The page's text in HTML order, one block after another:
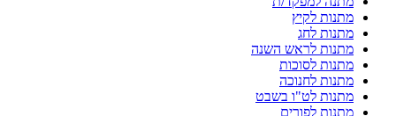
מתנות לקיץ
מתנות לחג
מתנות לראש השנה
מתנות לסוכות
מתנות לחנוכה
מתנות לט"ו בשבט
מתנות לפורים